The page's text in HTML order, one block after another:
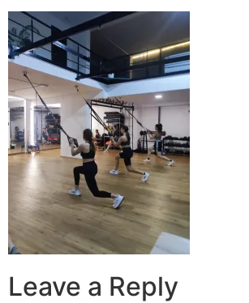
Leave a Reply